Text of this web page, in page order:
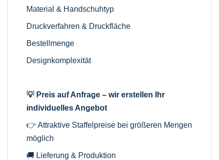
Material & Handschuhtyp
Druckverfahren & Druckfläche
Bestellmenge
Designkomplexität
💡 Preis auf Anfrage – wir erstellen Ihr
individuelles Angebot
👉 Attraktive Staffelpreise bei größeren Mengen
möglich
🚚 Lieferung & Produktion